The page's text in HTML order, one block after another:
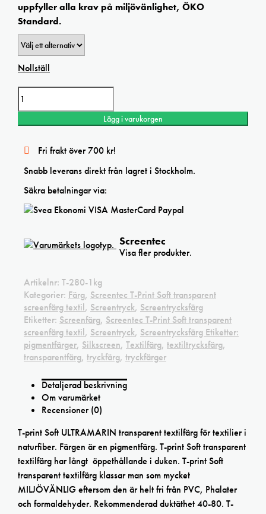
uppfyller alla krav på miljövänlighet, ÖKO
Standard.
Nollställ
Lägg i varukorgen
Fri frakt över 700 kr!
Snabb leverans direkt från lagret i Stockholm.
Säkra betalningar via:
Screentec
Visa fler produkter.
Artikelnr: T-280-1kg
Kategorier: Färg, Screentec T-Print Soft transparent
screenfärg textil, Screentryck, Screentrycksfärg
Etiketter: Screenfärg, Screentec T-Print Soft transparent
screenfärg textil, Screentryck, Screentrycksfärg Etiketter:
pigmentfärger, Silkscreen, Textilfärg, textiltrycksfärg,
transparentfärg, tryckfärg, tryckfärger
Detaljerad beskrivning
Om varumärket
Recensioner (0)
T-print Soft ULTRAMARIN transparent textilfärg för textilier i
naturfiber. Färgen är en pigmentfärg. T-print Soft transparent
textilfärg har långt öppethållande i duken. T-print Soft
transparent textilfärg klassar man som mycket
MILJÖVÄNLIG eftersom den är helt fri från PVC, Phalater
och formaldehyder. Rekommenderad duktäthet 40-80. T-